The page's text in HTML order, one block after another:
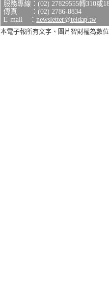
服務專線：(02) 27829555轉310或
傳真 ：(02) 2786-8834
E-mail ： newsletter@teldap.tw
本電子報所有文字、圖片智財權為數